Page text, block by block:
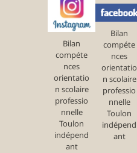
Bilan
compéte
nces
orientatio
n scolaire
professio
nnelle
Toulon
indépend
ant
Bilan
compéte
nces
orientatio
n scolaire
professio
nnelle
Toulon
indépend
ant